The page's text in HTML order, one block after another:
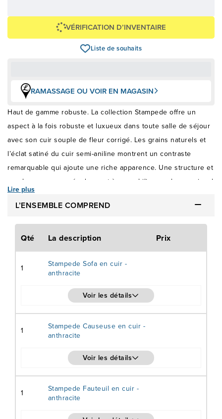
VÉRIFICATION D’INVENTAIRE
Liste de souhaits
RAMASSAGE OU VOIR EN MAGASIN
Haut de gamme robuste. La collection Stampede offre un
aspect à la fois robuste et luxueux dans toute salle de séjour
avec son cuir souple de fleur corrigé. Les grains naturels et
l’éclat satiné du cuir semi-aniline montrent un contraste
remarquable qui ajoute une riche apparence. Une structure et
une base superposée donnent à ce mobilier un charme visuel
accru tout en offrant un confort et un soutien améliorés, et les
coussins remplis de mousse vous invitent à vous plonger
dans le confort après une longue journée. Les coussins
décoratifs montrés ne sont pas inclus. Articles en commande
spéciale. Veuillez allouer approximativement de 12-14
semaines pour le délai de livraison.
Lire plus
L’ENSEMBLE COMPREND
Qté La description Prix
1
Stampede Sofa en cuir -
anthracite
Voir les détails
1
Stampede Causeuse en cuir -
anthracite
Voir les détails
1
Stampede Fauteuil en cuir -
anthracite